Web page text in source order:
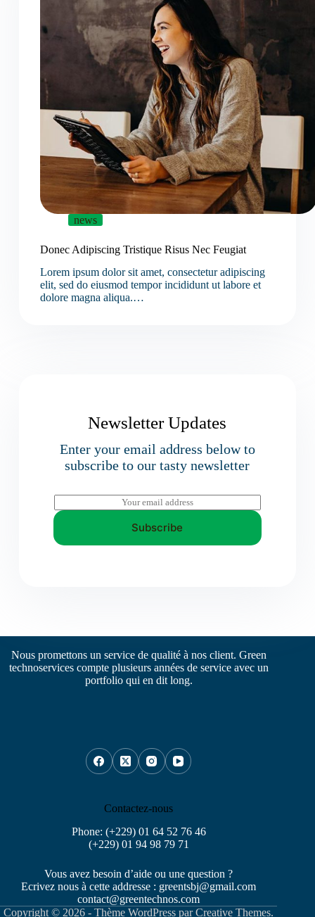
news
Donec Adipiscing Tristique Risus Nec Feugiat
Lorem ipsum dolor sit amet, consectetur adipiscing
elit, sed do eiusmod tempor incididunt ut labore et
dolore magna aliqua.…
Newsletter Updates
Enter your email address below to
subscribe to our tasty newsletter
m
a
i
Subscribe
Nous promettons un service de qualité à nos client. Green
technoservices compte plusieurs années de service avec un
portfolio qui en dit long.
Contactez-nous
Phone: (+229) 01 64 52 76 46
(+229) 01 94 98 79 71
Vous avez besoin d’aide ou une question ?
Ecrivez nous à cette addresse : greentsbj@gmail.com
contact@greentechnos.com
Copyright © 2026 - Thème WordPress parCreative Themes.